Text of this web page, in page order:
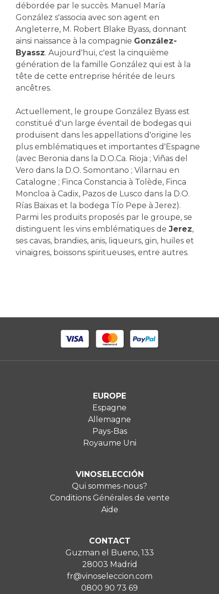
débordée par le succès. Manuel María
González s'associa avec son agent en
Angleterre, M. Robert Blake Byass, donnant
ainsi naissance à la compagnie González-
Byassz. Aujourd'hui, c'est la cinquième
génération de la famille González qui est à la
tête de cette entreprise héritée de leurs
ancêtres.
Actuellement, le groupe González Byass est
constitué d'un large éventail de bodegas qui
produisent dans les appellations d'origine les
plus emblématiques et importantes d'Espagne
(avec Beronia dans la D.O.Ca. Rioja ; Viñas del
Vero dans la D.O. Somontano ; Vilarnau en
Catalogne ; Finca Constancia à Tolède, Finca
Moncloa à Cadix, Pazos de Lusco dans la D.O.
Rías Baixas et la bodega Tío Pepe à Jerez).
Parmi les produits proposés par le groupe, se
distinguent les vins emblématiques de Jerez,
ses cavas, brandies, anis, liqueurs, gin, huiles et
vinaigres, boissons spiritueuses, entre autres.
EUROPE
Espagne
Allemagne
Pays-Bas
Royaume Uni
VINOSELECCIÓN
Qui sommes-nous?
Conditions Générales de vente
Aide
CONTACT
Guzman el Bueno, 133
28003 Madrid
fr@vinoseleccion.com
0800 90 73 69